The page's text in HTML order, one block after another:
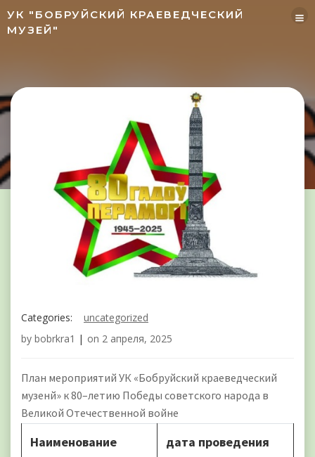
УК "БОБРУЙСКИЙ КРАЕВЕДЧЕСКИЙ
МУЗЕЙ"
Categories:
uncategorized
by bobrkra1 | on 2 апреля, 2025
План мероприятий УК «Бобруйский краеведческий
музенй» к 80–летию Победы советского народа в
Великой Отечественной войне
Наименование
дата проведения